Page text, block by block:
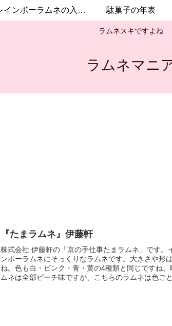
ラムネスキですよね
ラムネマニ
レインボーラムネの入手方法 駄菓子の年表
『たまラムネ』伊藤軒
株式会社 伊藤軒の「京の手仕事たまラムネ」です。
ンボーラムネにそっくりなラムネです。大きさや形
ね。色も白・ピンク・青・黄の4種類と同じですね。
ムネは全部ピーチ味ですが、こちらのラムネは色ご